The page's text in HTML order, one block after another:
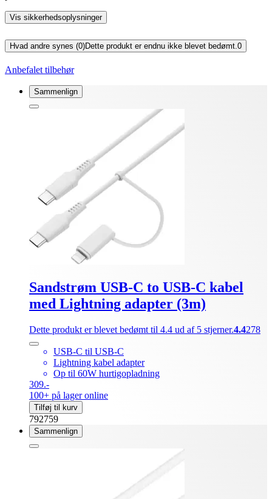
Vis sikkerhedsoplysninger
Hvad andre synes (0)Dette produkt er endnu ikke blevet bedømt.0
Anbefalet tilbehør
Sammenlign
Sandstrøm USB-C to USB-C kabel
med Lightning adapter (3m)
Dette produkt er blevet bedømt til 4.4 ud af 5 stjerner.4.4278
USB-C til USB-C
Lightning kabel adapter
Op til 60W hurtigopladning
309.-
100+ på lager online
Tilføj til kurv
792759
Sammenlign